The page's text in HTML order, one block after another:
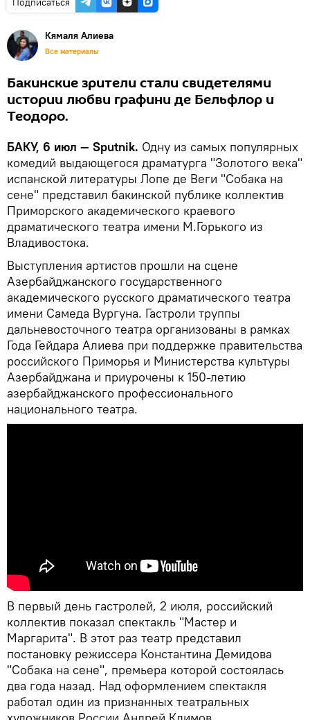
Кямаля Алиева
Все материалы
Бакинские зрители стали свидетелями
истории любви графини де Бельфлор и
Теодоро.
БАКУ, 6 июл — Sputnik. Одну из самых популярных
комедий выдающегося драматурга "Золотого века"
испанской литературы Лопе де Веги "Собака на
сене" представил бакинской публике коллектив
Приморского академического краевого
драматического театра имени М.Горького из
Владивостока.
Выступления артистов прошли на сцене
Азербайджанского государственного
академического русского драматического театра
имени Самеда Вургуна. Гастроли труппы
дальневосточного театра организованы в рамках
Года Гейдара Алиева при поддержке правительства
российского Приморья и Министерства культуры
Азербайджана и приурочены к 150-летию
азербайджанского профессионального
национального театра.
В первый день гастролей, 2 июля, российский
коллектив показал спектакль "Мастер и
Маргарита". В этот раз театр представил
постановку режиссера Константина Демидова
"Собака на сене", премьера которой состоялась
два года назад. Над оформлением спектакля
работал один из признанных театральных